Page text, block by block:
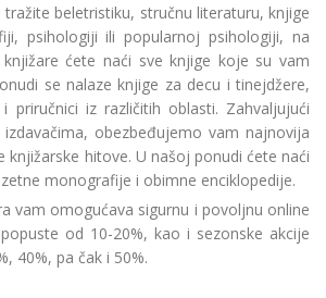
tražite beletristiku, stručnu literaturu, knjige
psihologiji ili popularnoj psihologiji, na
ćete naći sve knjige koje su vam
se nalaze knjige za decu i tinejdžere,
priručnici iz različitih oblasti. Zahvaljujući
obezbeđujemo vam najnovija
knjižarske hitove. U našoj ponudi ćete naći
monografije i obimne enciklopedije.
vam omogućava sigurnu i povoljnu online
od 10-20%, kao i sezonske akcije
40%, pa čak i 50%.